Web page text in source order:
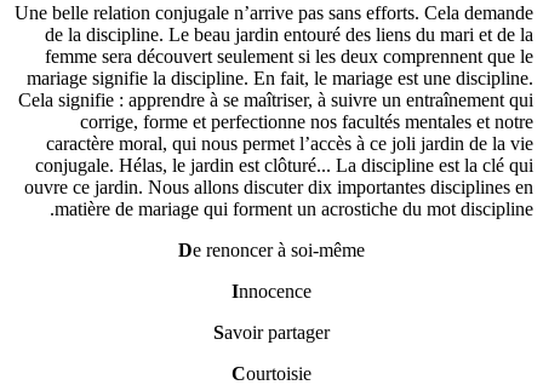
Une belle
de la
femme
mariage
Cela
ouvre ce